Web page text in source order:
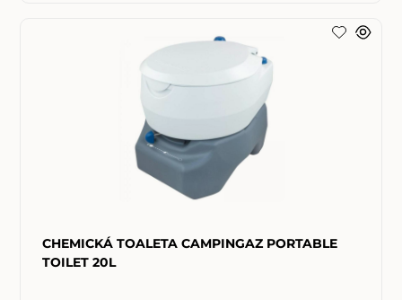
CHEMICKÁ TOALETA CAMPINGAZ PORTABLE
TOILET 20L